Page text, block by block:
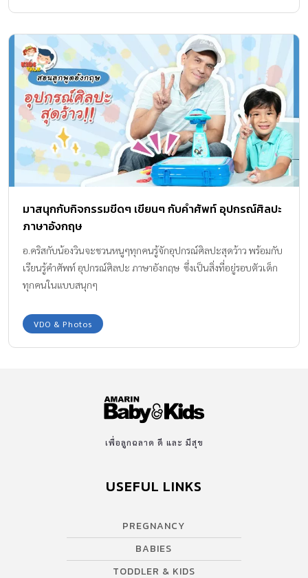
มาสนุกกับกิจกรรมขีดๆ เขียนๆ กับคำศัพท์ อุปกรณ์ศิลปะ
ภาษาอังกฤษ
อ.คริสกับน้องวินจะชวนหนูๆทุกคนรู้จักอุปกรณ์ศิลปะสุดว้าว พร้อมกับ
เรียนรู้คำศัพท์ อุปกรณ์ศิลปะ ภาษาอังกฤษ ซึ่งเป็นสิ่งที่อยู่รอบตัวเด็ก
ทุกคนในแบบสนุกๆ
VDO & Photos
เพื่อลูกฉลาด ดี และ มีสุข
USEFUL LINKS
PREGNANCY
BABIES
TODDLER & KIDS